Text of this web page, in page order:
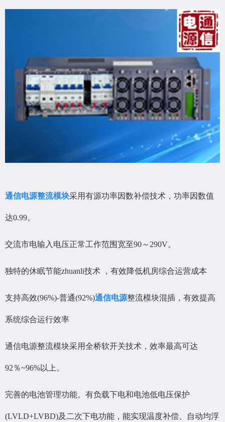
通信电源整流模块采用有源功率因数补偿技术，功率因数值
达0.99。
交流市电输入电压正常工作范围宽至90～290V。
独特的休眠节能zhuanli技术 ，有效降低机房综合运营成本
支持高效(96%)-普通(92%)通信电源整流模块混插，有效提高
系统综合运行效率
通信电源整流模块采用全桥软开关技术，效率最高可达
92％~96%以上。
完善的电池管理功能。有负载下电和电池低电压保护
(LVLD+LVBD)及二次下电功能，能实现温度补偿、自动均浮